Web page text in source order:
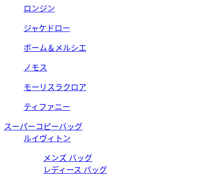
ロンジン
ジャケドロー
ボーム＆メルシエ
ノモス
モーリスラクロア
ティファニー
スーパーコピーバッグ
ルイヴィトン
メンズ バッグ
レディース バッグ